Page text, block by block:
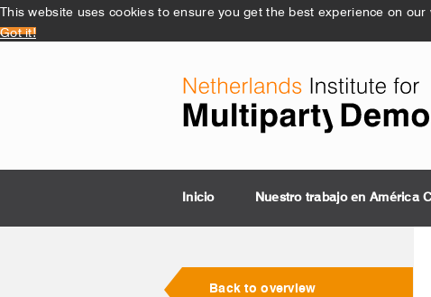
This website uses cookies to ensure you get the best experience on our
Got it!
Inicio Nuestro trabajo en América
Back to overview